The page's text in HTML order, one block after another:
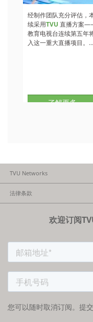
经制作团队充分评估，
续采用TVU 直播方案
教育电视台连续第五年
入这一重大直播项目。...
了解更多
TVU Networks
法律条款
欢迎订阅